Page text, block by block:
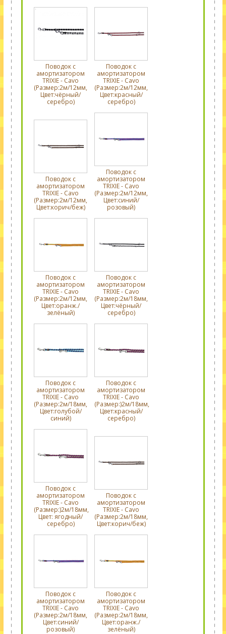
Поводок с
амортизатором
TRIXIE - Cavo
(Размер:2м/12мм,
Цвет:чёрный/
серебро)
Поводок с
амортизатором
TRIXIE - Cavo
(Размер:2м/12мм,
Цвет:красный/
серебро)
Поводок с
амортизатором
TRIXIE - Cavo
(Размер:2м/12мм,
Цвет:корич/беж)
Поводок с
амортизатором
TRIXIE - Cavo
(Размер:2м/12мм,
Цвет:синий/
розовый)
Поводок с
амортизатором
TRIXIE - Cavo
(Размер:2м/12мм,
Цвет:оранж./
зелёный)
Поводок с
амортизатором
TRIXIE - Cavo
(Размер:2м/18мм,
Цвет:чёрный/
серебро)
Поводок с
амортизатором
TRIXIE - Cavo
(Размер:2м/18мм,
Цвет:голубой/
синий)
Поводок с
амортизатором
TRIXIE - Cavo
(Размер:)2м/18мм,
Цвет:красный/
серебро)
Поводок с
амортизатором
TRIXIE - Cavo
(Размер:)2м/18мм,
Цвет: ягодный/
серебро)
Поводок с
амортизатором
TRIXIE - Cavo
(Размер:2м/18мм,
Цвет:корич/беж)
Поводок с
амортизатором
TRIXIE - Cavo
(Размер:2м/18мм,
Цвет:синий/
розовый)
Поводок с
амортизатором
TRIXIE - Cavo
(Размер:2м/18мм,
Цвет:оранж./
зелёный)